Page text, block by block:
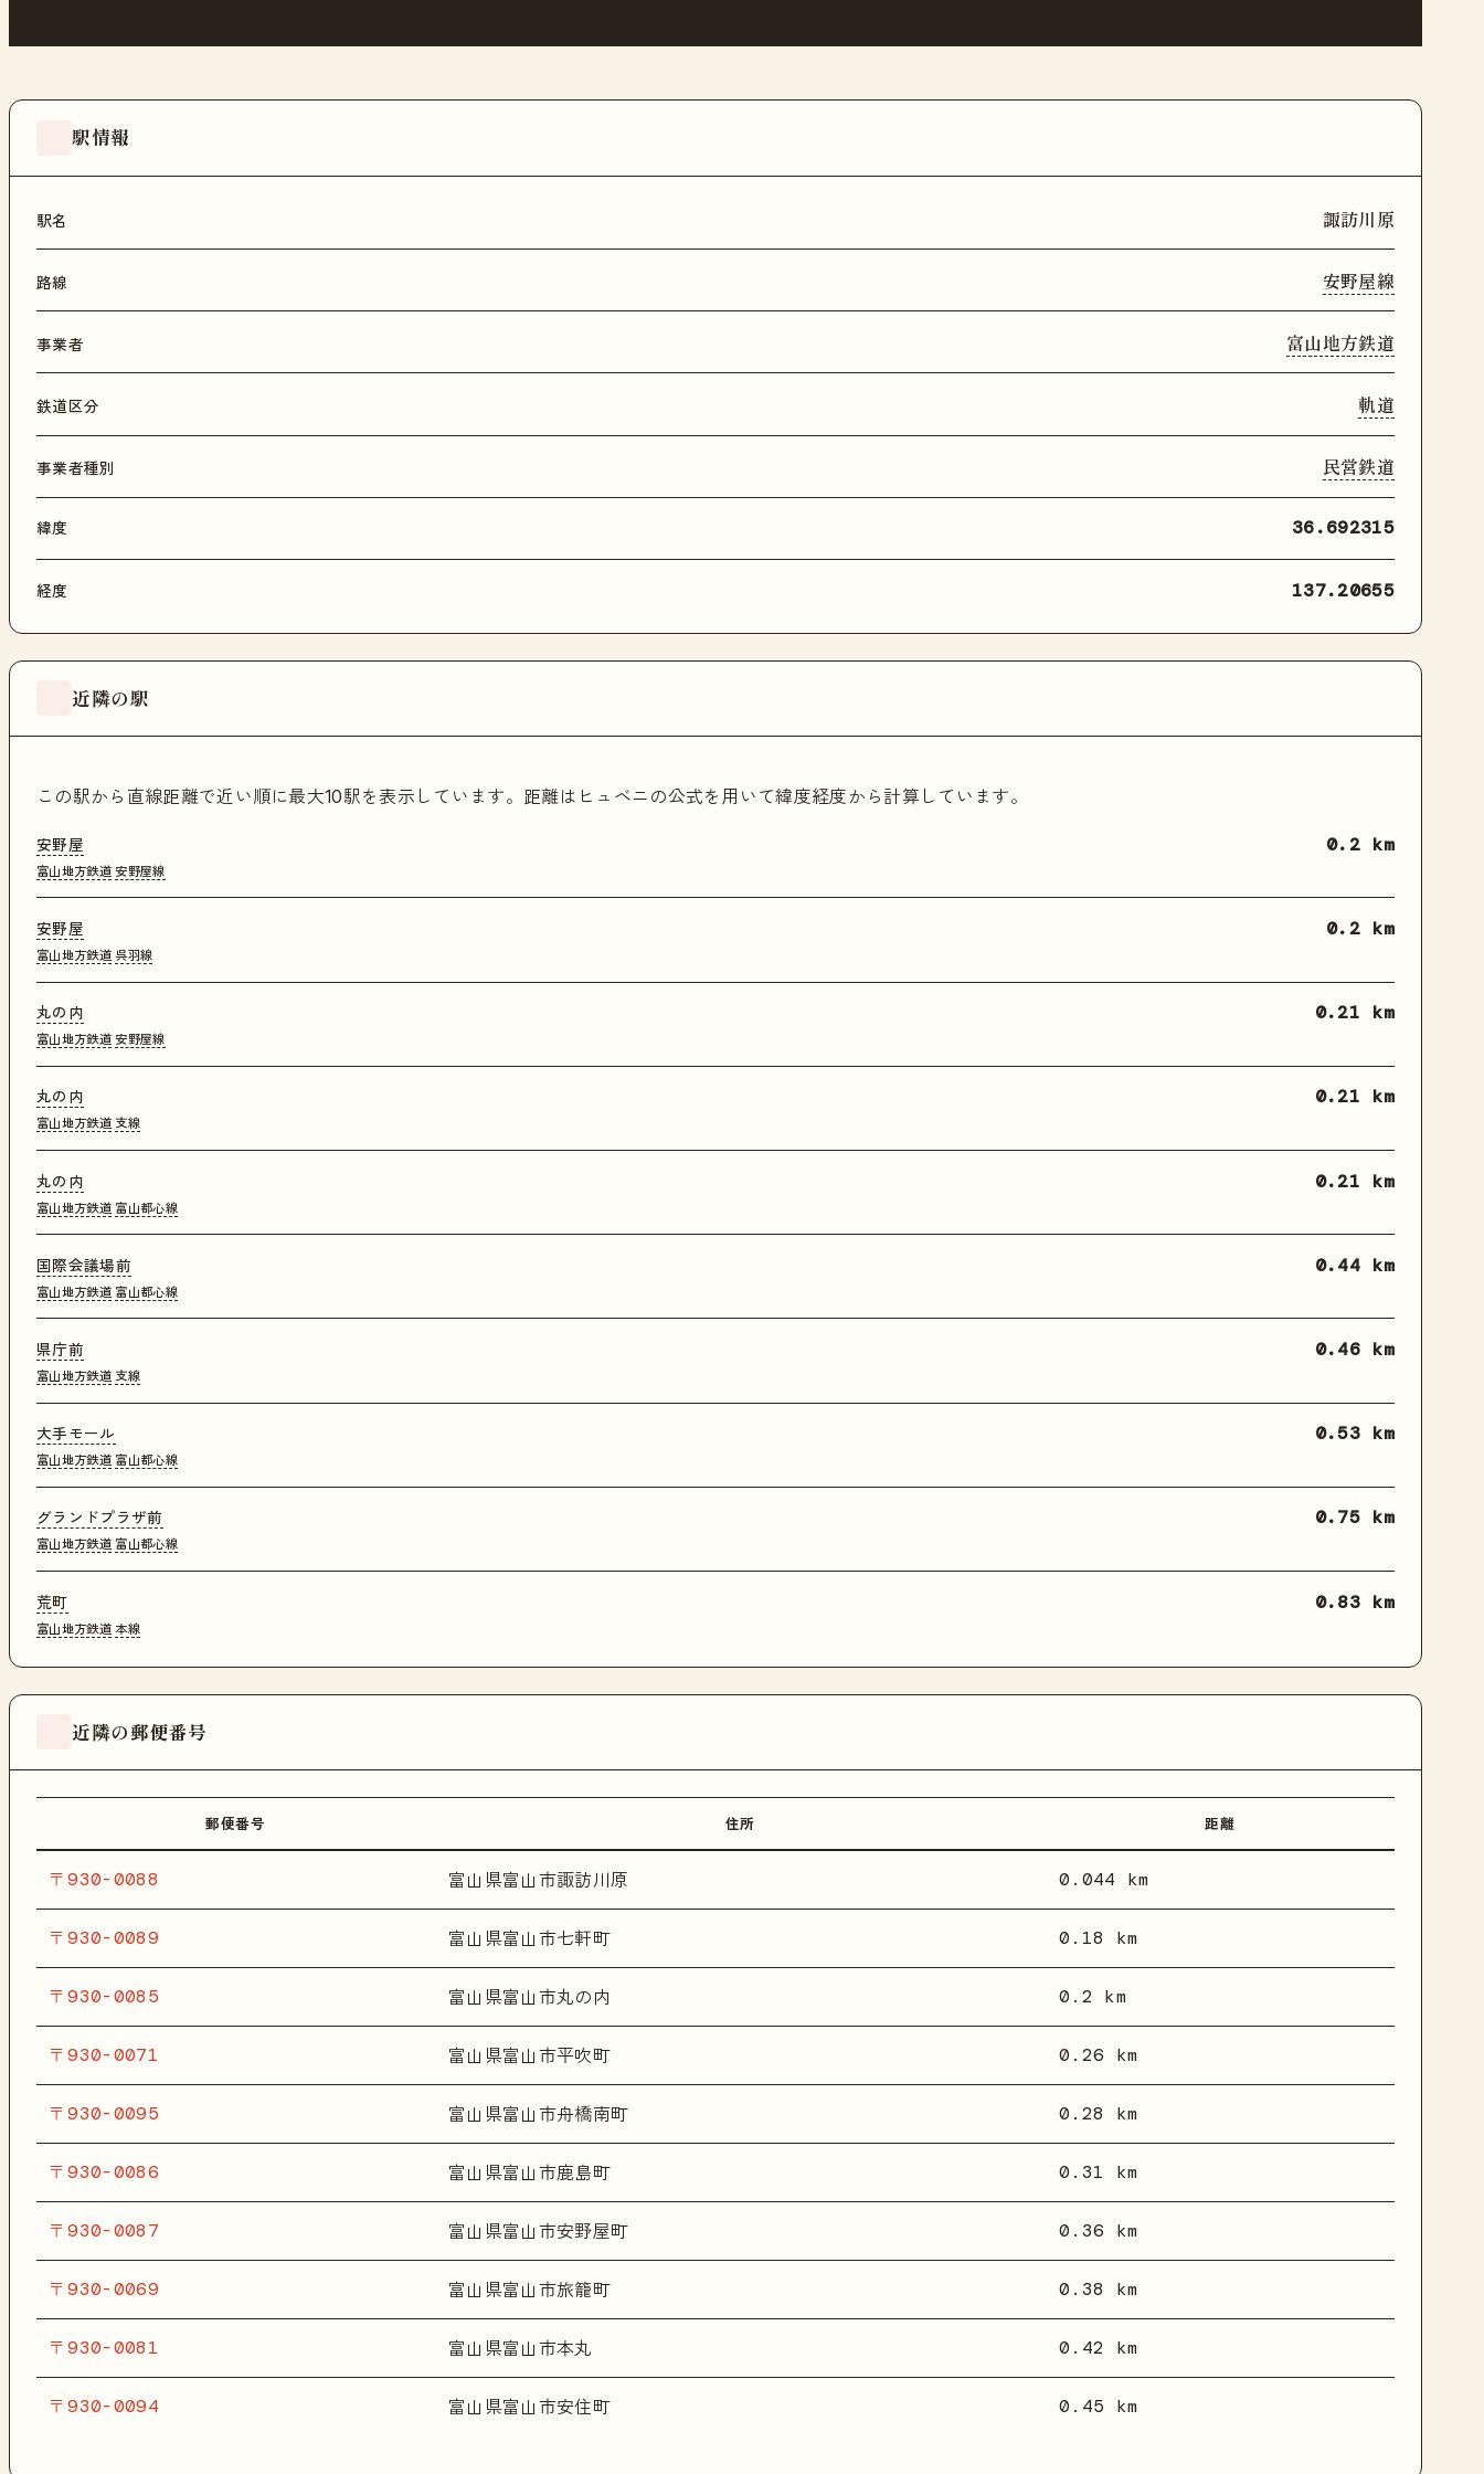
駅情報
駅名 諏訪川原
路線 安野屋線
事業者 富山地方鉄道
鉄道区分 軌道
事業者種別 民営鉄道
緯度 36.692315
経度 137.20655
近隣の駅
この駅から直線距離で近い順に最大10駅を表示しています。距離はヒュベニの公式を用いて緯度経度から計算しています。
安野屋
富山地方鉄道 安野屋線
0.2 km
安野屋
富山地方鉄道 呉羽線
0.2 km
丸の内
富山地方鉄道 安野屋線
0.21 km
丸の内
富山地方鉄道 支線
0.21 km
丸の内
富山地方鉄道 富山都心線
0.21 km
国際会議場前
富山地方鉄道 富山都心線
0.44 km
県庁前
富山地方鉄道 支線
0.46 km
大手モール
富山地方鉄道 富山都心線
0.53 km
グランドプラザ前
富山地方鉄道 富山都心線
0.75 km
荒町
富山地方鉄道 本線
0.83 km
近隣の郵便番号
郵便番号 住所 距離
〒930-0088 富山県富山市諏訪川原 0.044 km
〒930-0089 富山県富山市七軒町 0.18 km
〒930-0085 富山県富山市丸の内 0.2 km
〒930-0071 富山県富山市平吹町 0.26 km
〒930-0095 富山県富山市舟橋南町 0.28 km
〒930-0086 富山県富山市鹿島町 0.31 km
〒930-0087 富山県富山市安野屋町 0.36 km
〒930-0069 富山県富山市旅籠町 0.38 km
〒930-0081 富山県富山市本丸 0.42 km
〒930-0094 富山県富山市安住町 0.45 km